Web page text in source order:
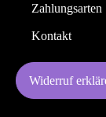
Zahlungsarten
Kontakt
Widerruf